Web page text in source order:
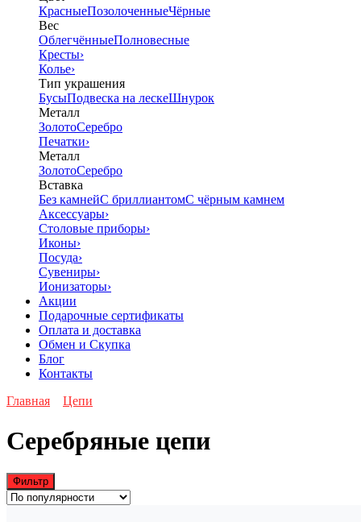
КрасныеПозолоченныеЧёрные
Вес
ОблегчённыеПолновесные
Кресты›
Колье›
Тип украшения
БусыПодвеска на лескеШнурок
Металл
ЗолотоСеребро
Печатки›
Металл
ЗолотоСеребро
Вставка
Без камнейС бриллиантомС чёрным камнем
Аксессуары›
Столовые приборы›
Иконы›
Посуда›
Сувениры›
Ионизаторы›
Акции
Подарочные сертификаты
Оплата и доставка
Обмен и Скупка
Блог
Контакты
Главная
Цепи
Серебряные цепи
Фильтр